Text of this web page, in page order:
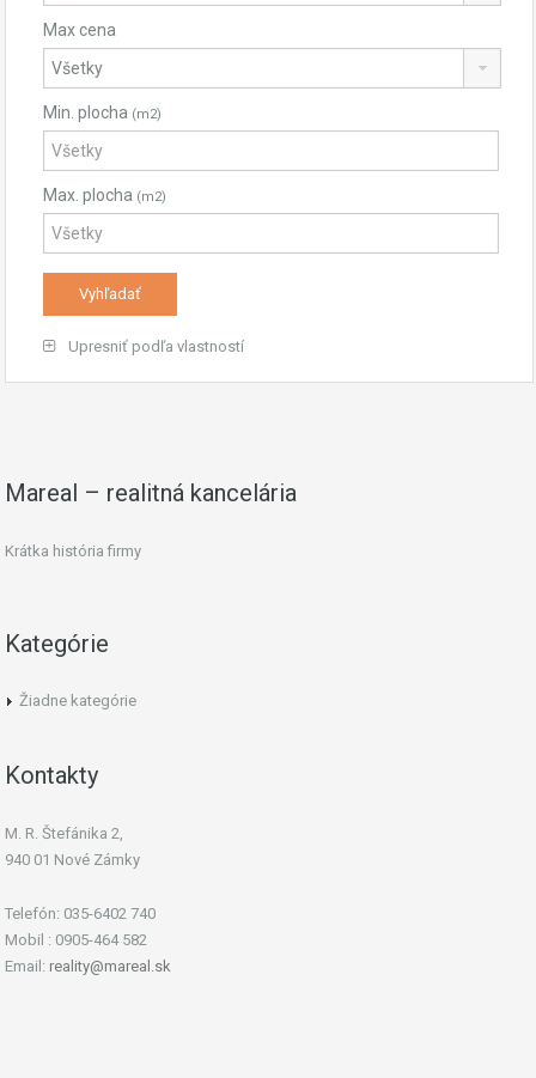
Max cena
Min. plocha (m2)
Max. plocha (m2)
Upresniť podľa vlastností
Mareal – realitná kancelária
Krátka história firmy
Kategórie
Žiadne kategórie
Kontakty
M. R. Štefánika 2,
940 01 Nové Zámky
Telefón: 035-6402 740
Mobil : 0905-464 582
Email: reality@mareal.sk